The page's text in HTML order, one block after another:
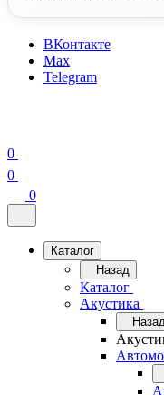
ВКонтакте
Max
Telegram
0
0
0
Каталог
Назад
Каталог
Акустика